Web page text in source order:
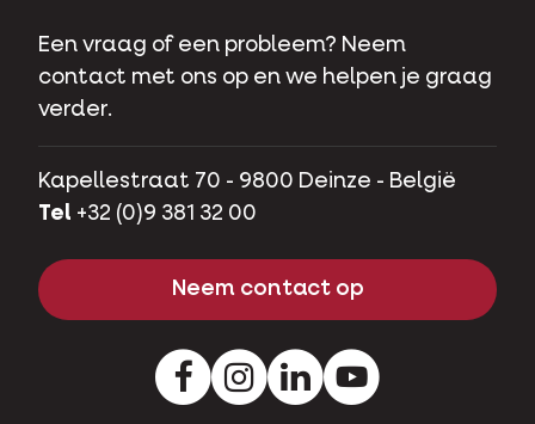
Een vraag of een probleem? Neem
contact met ons op en we helpen je graag
verder.
Kapellestraat 70 - 9800 Deinze - België
Tel +32 (0)9 381 32 00
Neem contact op
FacebookInstagramLinkedInYoutube